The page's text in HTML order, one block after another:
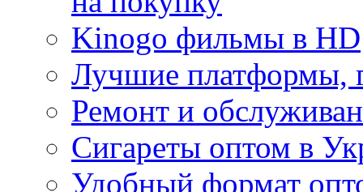
Kinogo фильмы в HD
Лучшие платформы,
Ремонт и
Сигареты оптом в
Удобный формат